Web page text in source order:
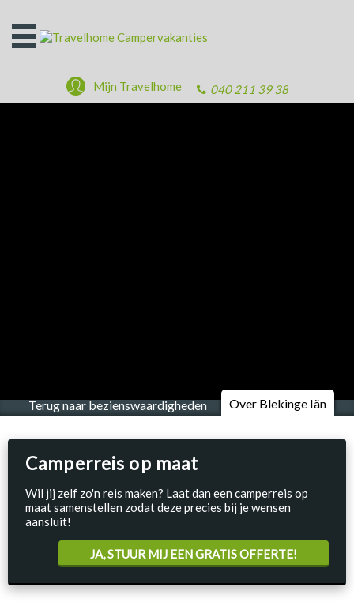
Open
het
040 211 39 38
Mijn Travelhome
Terug naar bezienswaardigheden Over Blekinge Iän
Camperreis op maat
Wil jij zelf zo'n reis maken? Laat dan een camperreis op
maat samenstellen zodat deze precies bij je wensen
aansluit!
JA, STUUR MIJ EEN GRATIS OFFERTE!